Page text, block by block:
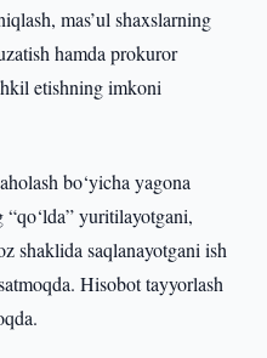
mas’ul shaxslarning
hamda prokuror
etishning imkoni
bo‘yicha yagona
yuritilayotgani,
shaklida saqlanayotgani ish
Hisobot tayyorlash